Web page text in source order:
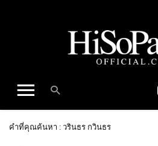
คำที่คุณค้นหา : วรินธร กวินธร